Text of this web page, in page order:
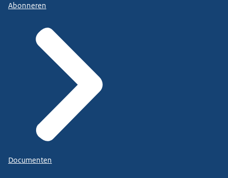
Abonneren
Documenten